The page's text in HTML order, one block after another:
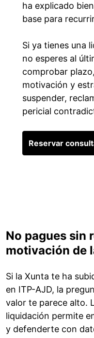
ha explicado
base para
Si ya tienes una
no esperes al
comprobar
motivación y
suspender,
pericial
Reservar
No pagues sin
motivación de
Si la Xunta te ha
en ITP-AJD, la
valor te parece alto.
liquidación permite
y defenderte con